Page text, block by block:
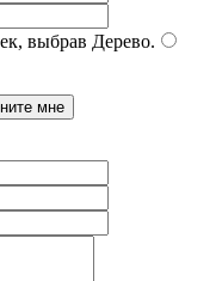
выбрав Дерево.